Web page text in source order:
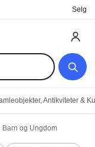
Selg
Antikviteter &
Barn og Ungdom